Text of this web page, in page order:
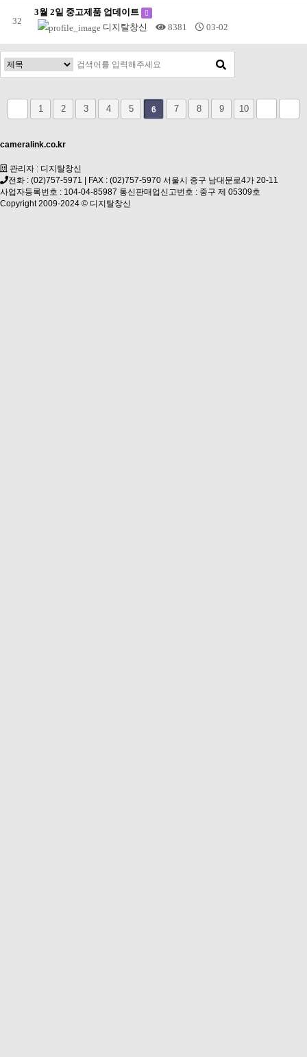
32
3월 2일 중고제품 업데이트
디지탈창신
8381 03-02
1 2 3 4 5 6 7 8 9 10
cameralink.co.kr
관리자 : 디지탈창신
전화 : (02)757-5971 | FAX : (02)757-5970 서울시 중구 남대문로4가 20-11
사업자등록번호 : 104-04-85987 통신판매업신고번호 : 중구 제 05309호
Copyright 2009-2024 © 디지탈창신